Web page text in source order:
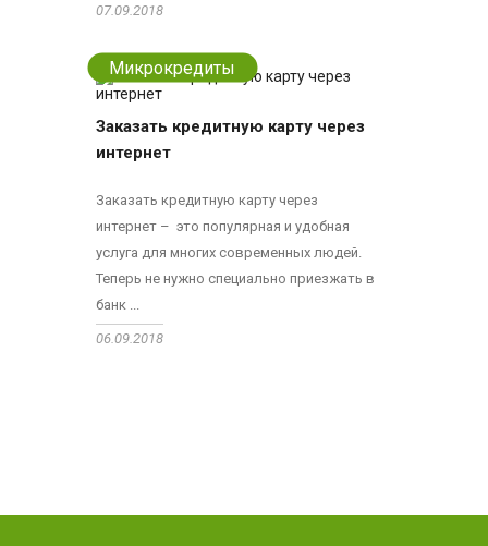
07.09.2018
Микрокредиты
Заказать кредитную карту через
интернет
Заказать кредитную карту через
интернет – это популярная и удобная
услуга для многих современных людей.
Теперь не нужно специально приезжать в
банк ...
06.09.2018